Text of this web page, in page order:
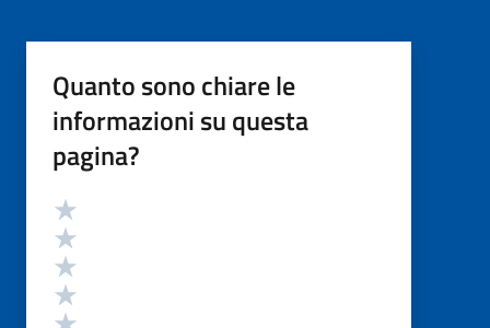
Quanto sono chiare le
informazioni su questa
pagina?
Valutazione